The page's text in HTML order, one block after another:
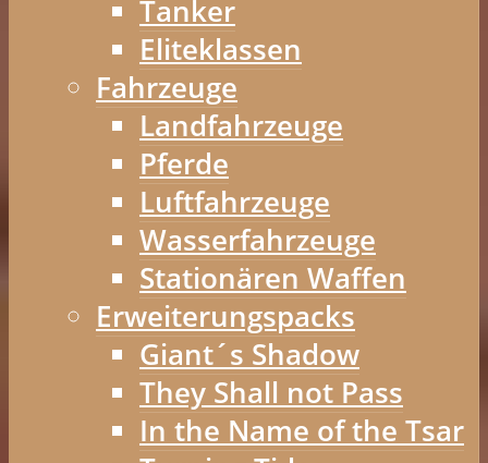
Tanker
Eliteklassen
Fahrzeuge
Landfahrzeuge
Pferde
Luftfahrzeuge
Wasserfahrzeuge
Stationären Waffen
Erweiterungspacks
Giant´s Shadow
They Shall not Pass
In the Name of the Tsar